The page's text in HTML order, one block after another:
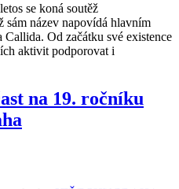
se koná soutěž
sám název napovídá hlavním
Od začátku své existence
aktivit podporovat i
na 19. ročníku